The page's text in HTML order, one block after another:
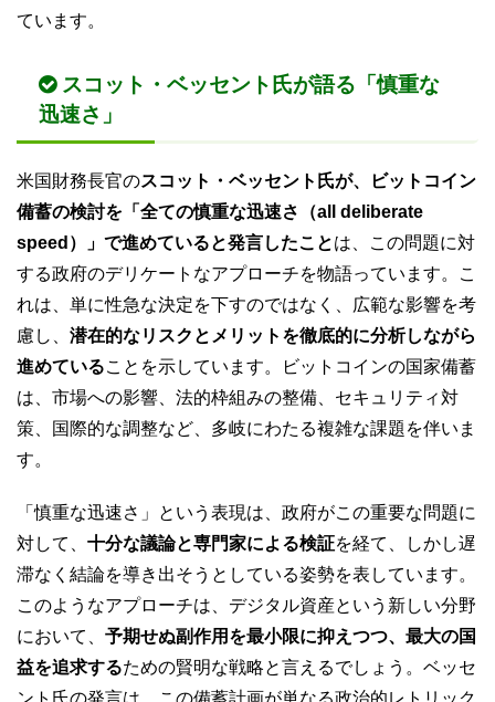
ています。
スコット・ベッセント氏が語る「慎重な
迅速さ」
米国財務長官のスコット・ベッセント氏が、ビットコイン
備蓄の検討を「全ての慎重な迅速さ（all deliberate
speed）」で進めていると発言したことは、この問題に対
する政府のデリケートなアプローチを物語っています。こ
れは、単に性急な決定を下すのではなく、広範な影響を考
慮し、 潜在的なリスクとメリットを徹底的に分析しながら
進めていることを示しています。ビットコインの国家備蓄
は、市場への影響、法的枠組みの整備、セキュリティ対
策、国際的な調整など、多岐にわたる複雑な課題を伴いま
す。
「慎重な迅速さ」という表現は、政府がこの重要な問題に
対して、 十分な議論と専門家による検証を経て、しかし遅
滞なく結論を導き出そうとしている姿勢を表しています。
このようなアプローチは、デジタル資産という新しい分野
において、 予期せぬ副作用を最小限に抑えつつ、最大の国
益を追求するための賢明な戦略と言えるでしょう。ベッセ
ント氏の発言は、この備蓄計画が単なる政治的レトリック